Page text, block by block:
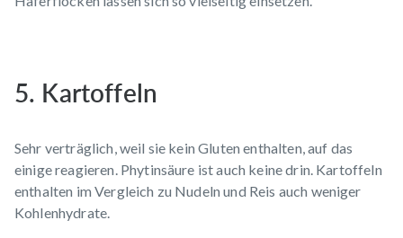
5. Kartoffeln
Sehr verträglich, weil sie kein Gluten enthalten, auf das
einige reagieren. Phytinsäure ist auch keine drin. Kartoffeln
enthalten im Vergleich zu Nudeln und Reis auch weniger
Kohlenhydrate.